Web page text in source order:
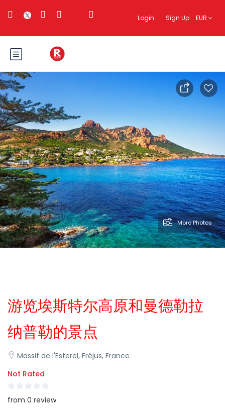
Login Sign Up EUR
More Photos
游览埃斯特尔高原和曼德勒拉
纳普勒的景点
Massif de l'Esterel, Fréjus, France
Not Rated
from 0 review